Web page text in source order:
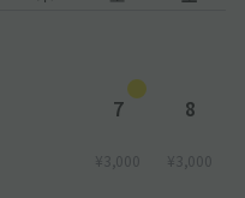
7
¥3,000
8
¥3,000